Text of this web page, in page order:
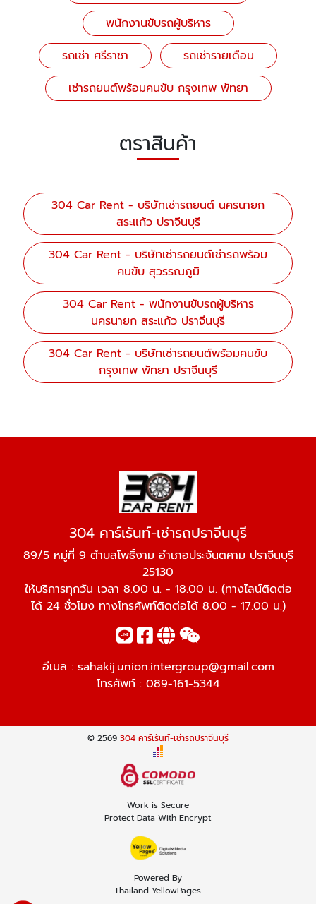
พนักงานขับรถผู้บริหาร
รถเช่า ศรีราชา
รถเช่ารายเดือน
เช่ารถยนต์พร้อมคนขับ กรุงเทพ พัทยา
ตราสินค้า
304 Car Rent - บริษัทเช่ารถยนต์ นครนายก
สระแก้ว ปราจีนบุรี
304 Car Rent - บริษัทเช่ารถยนต์เช่ารถพร้อม
คนขับ สุวรรณภูมิ
304 Car Rent - พนักงานขับรถผู้บริหาร
นครนายก สระแก้ว ปราจีนบุรี
304 Car Rent - บริษัทเช่ารถยนต์พร้อมคนขับ
กรุงเทพ พัทยา ปราจีนบุรี
304 คาร์เร้นท์-เช่ารถปราจีนบุรี
89/5 หมู่ที่ 9 ตำบลโพธิ์งาม อำเภอประจันตคาม ปราจีนบุรี
25130
ให้บริการทุกวัน เวลา 8.00 น. - 18.00 น. (ทางไลน์ติดต่อ
ได้ 24 ชั่วโมง ทางโทรศัพท์ติดต่อได้ 8.00 - 17.00 น.)
อีเมล : sahakij.union.intergroup@gmail.com
โทรศัพท์ : 089-161-5344
© 2569 304 คาร์เร้นท์-เช่ารถปราจีนบุรี
Work is Secure
Protect Data With Encrypt
Powered By
Thailand YellowPages